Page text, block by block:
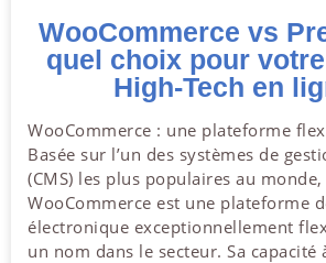
WooCommerce vs
quel choix pour
High-Tech en
WooCommerce : une plateforme
Basée sur l’un des systèmes de
(CMS) les plus populaires au
WooCommerce est une plateforme
électronique exceptionnellement
un nom dans le secteur. Sa capacité